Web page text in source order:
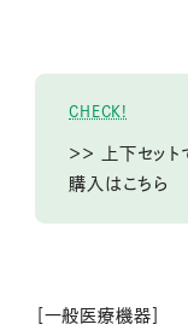
CHECK!
＞＞ 上下セット
購入はこちら
［一般医療機器］